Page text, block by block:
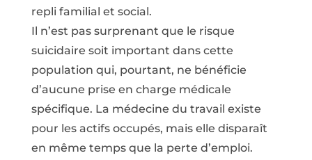
repli familial et social.
Il n’est pas surprenant que le risque
suicidaire soit important dans cette
population qui, pourtant, ne bénéficie
d’aucune prise en charge médicale
spécifique. La médecine du travail existe
pour les actifs occupés, mais elle disparaît
en même temps que la perte d’emploi.